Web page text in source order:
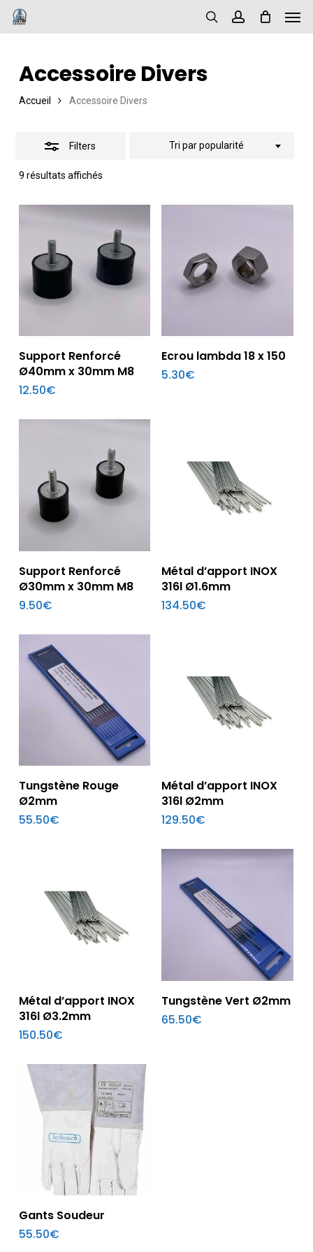
Skip
to
content
searchaccount
Accessoire Divers
Accueil Accessoire Divers
Filters
9 résultats affichésTrié
Tri par popularité
Close
Ajouter Au Panier
Support Renforcé
Ø40mm x 30mm M8
12.50€
Ajouter Au Panier
Ecrou lambda 18 x 150
5.30€
Ajouter Au Panier
Support Renforcé
Ø30mm x 30mm M8
9.50€
Ajouter Au Panier
Métal d’apport INOX
316l Ø1.6mm
134.50€
Ajouter Au Panier
Tungstène Rouge
Ø2mm
55.50€
Ajouter Au Panier
Métal d’apport INOX
316l Ø2mm
129.50€
Ajouter Au Panier
Métal d’apport INOX
316l Ø3.2mm
150.50€
Ajouter Au Panier
Tungstène Vert Ø2mm
65.50€
Ajouter Au Panier
Gants Soudeur
55.50€